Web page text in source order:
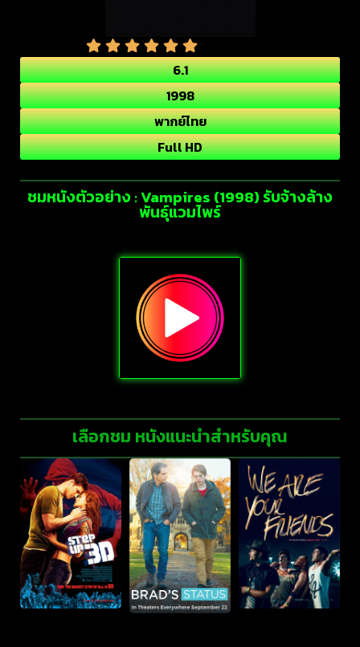
6.1
1998
พากย์ไทย
Full HD
ชมหนังตัวอย่าง : Vampires (1998) รับจ้างล้าง
พันธุ์แวมไพร์
เลือกชม หนังแนะนำสำหรับคุณ